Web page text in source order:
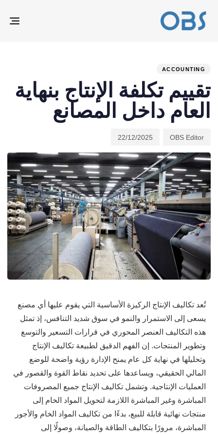
ACCOUNTING
تقييم تكلفة الإنتاج بنهاية
العام داخل المصانع
OBS Editor
22/12/2025
تُعد تكاليف الإنتاج الركيزة الأساسية التي يقوم عليها أي مصنع
يسعى إلى الاستمرار والنمو في سوق شديد التنافس، إذ تمثل
هذه التكاليف العنصر المحوري في قرارات التسعير والتوسع
وتطوير المنتجات. إن الفهم الدقيق لطبيعة تكاليف الإنتاج
وتحليلها في نهاية كل عام يمنح الإدارة رؤية واضحة للوضع
المالي الحقيقي، ويساعدها على تحديد نقاط القوة والقصور في
العمليات الإنتاجية. وتشمل تكاليف الإنتاج جميع المصروفات
المباشرة وغير المباشرة اللازمة لتحويل المواد الخام إلى
منتجات نهائية قابلة للبيع، بدءًا من تكاليف المواد الخام والأجور
المباشرة، مرورًا بتكاليف الطاقة والصيانة، وصولًا إلى